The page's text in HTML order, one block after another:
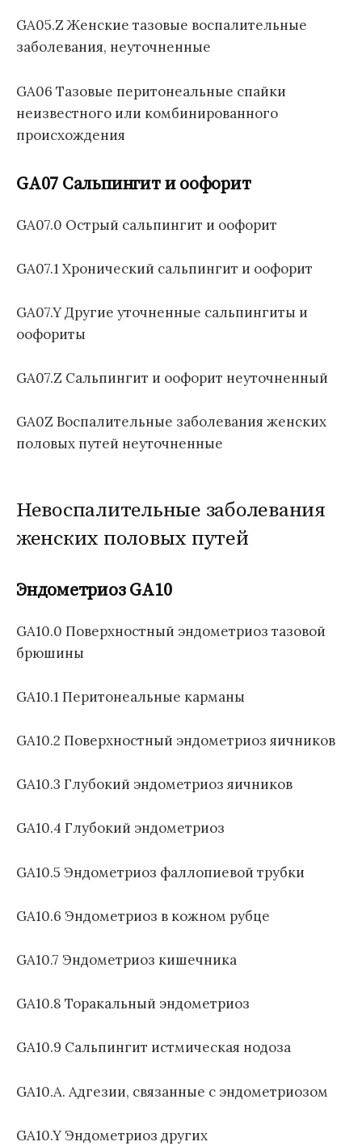
GA05.Z Женские тазовые воспалительные
заболевания, неуточненные
GA06 Тазовые перитонеальные спайки
неизвестного или комбинированного
происхождения
GA07 Сальпингит и оофорит
GA07.0 Острый сальпингит и оофорит
GA07.1 Хронический сальпингит и оофорит
GA07.Y Другие уточненные сальпингиты и
оофориты
GA07.Z Сальпингит и оофорит неуточненный
GA0Z Воспалительные заболевания женских
половых путей неуточненные
Невоспалительные заболевания
женских половых путей
Эндометриоз GA10
GA10.0 Поверхностный эндометриоз тазовой
брюшины
GA10.1 Перитонеальные карманы
GA10.2 Поверхностный эндометриоз яичников
GA10.3 Глубокий эндометриоз яичников
GA10.4 Глубокий эндометриоз
GA10.5 Эндометриоз фаллопиевой трубки
GA10.6 Эндометриоз в кожном рубце
GA10.7 Эндометриоз кишечника
GA10.8 Торакальный эндометриоз
GA10.9 Сальпингит истмическая нодоза
GA10.A. Адгезии, связанные с эндометриозом
GA10.Y Эндометриоз других